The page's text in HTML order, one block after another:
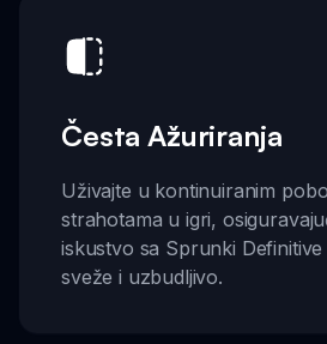
Česta Ažuriranja
Uživajte u kontinuiranim
strahotama u igri,
iskustvo sa Sprunki
sveže i uzbudljivo.